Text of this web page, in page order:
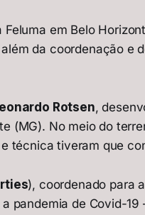
em Belo
da coordenação e
Rotsen,
(MG). No meio do
técnica tiveram que
), coordenado para a
pandemia de Covid-